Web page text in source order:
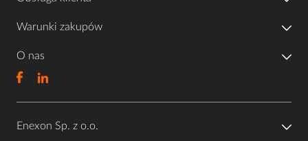
Warunki zakupów
O nas
Enexon Sp. z o.o.